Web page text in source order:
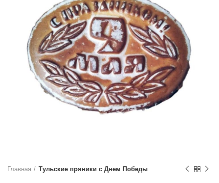
Главная Тульские пряники с Днем Победы